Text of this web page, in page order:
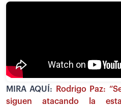
MIRA AQUÍ:
Rodrigo Paz:
siguen atacando la